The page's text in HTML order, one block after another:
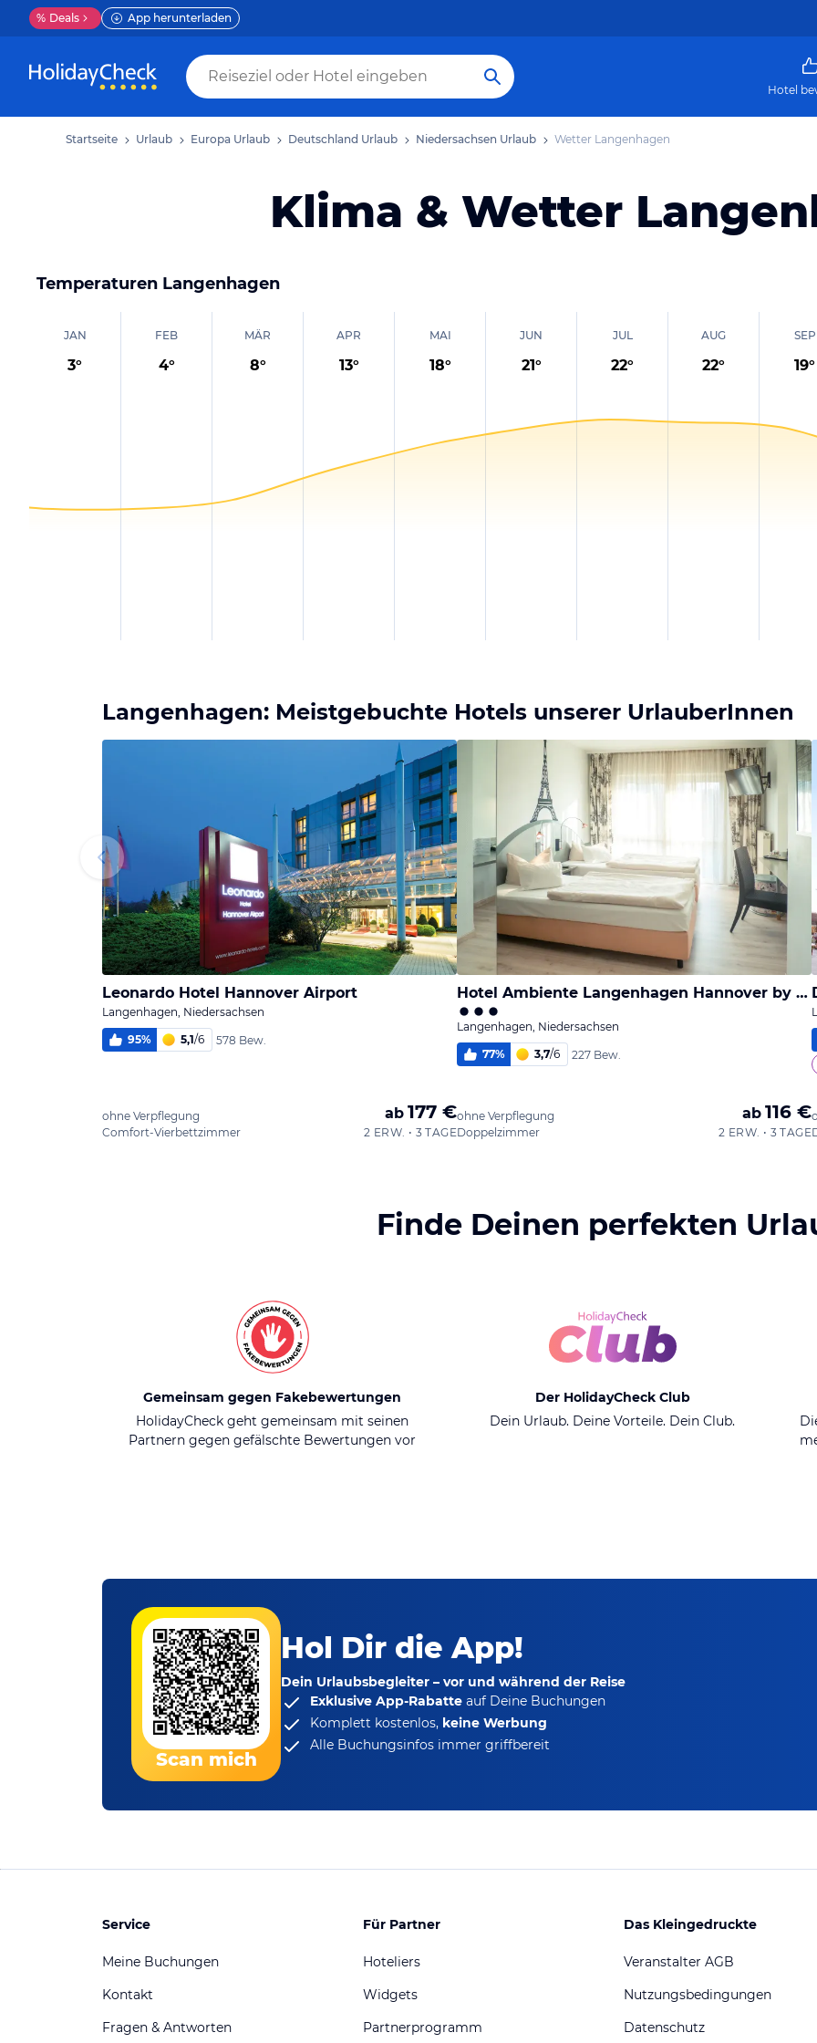
% Deals App herunterladen
Hotel
Startseite Urlaub Europa Urlaub Deutschland Urlaub Niedersachsen Urlaub Wetter Langenhagen
Klima & Wetter
Temperaturen Langenhagen
JAN
3°
FEB
4°
MÄR
8°
APR
13°
MAI
18°
JUN
21°
JUL
22°
AUG
22°
SEP
19°
Langenhagen: Meistgebuchte Hotels unserer UrlauberInnen
Leonardo Hotel Hannover Airport
Langenhagen, Niedersachsen
95% 5,1/6 578 Bew.
ohne Verpflegung
Comfort-Vierbettzimmer
ab 177 €
2 ERW. • 3 TAGE
Hotel Ambiente Langenhagen Hannover by Tulip Inn
Langenhagen, Niedersachsen
77% 3,7/6 227 Bew.
ohne Verpflegung
Doppelzimmer
ab 116 €
2 ERW. • 3 TAGE
Finde Deinen perfekten
Gemeinsam gegen Fakebewertungen
HolidayCheck geht gemeinsam mit seinen
Partnern gegen gefälschte Bewertungen vor
Der HolidayCheck Club
Dein Urlaub. Deine Vorteile. Dein Club.
Scan mich
Hol Dir die App!
Dein Urlaubsbegleiter – vor und während der Reise
Exklusive App-Rabatte auf Deine Buchungen
Komplett kostenlos, keine Werbung
Alle Buchungsinfos immer griffbereit
Service
Meine Buchungen
Kontakt
Fragen & Antworten
Für Partner
Hoteliers
Widgets
Partnerprogramm
Das Kleingedruckte
Veranstalter AGB
Nutzungsbedingungen
Datenschutz